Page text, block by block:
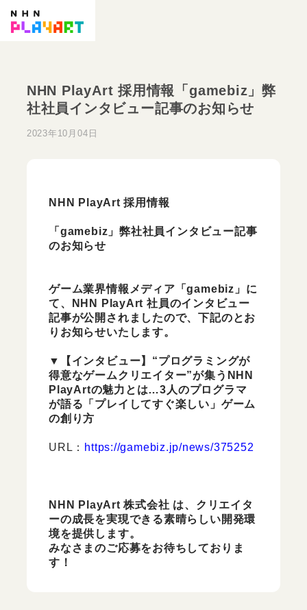
NHN PlayArt 採用情報「gamebiz」弊
社社員インタビュー記事のお知らせ
2023年10月04日
NHN PlayArt 採用情報
「gamebiz」弊社社員インタビュー記事
のお知らせ
ゲーム業界情報メディア「gamebiz」に
て、NHN PlayArt 社員のインタビュー
記事が公開されましたので、下記のとお
りお知らせいたします。
▼【インタビュー】“プログラミングが
得意なゲームクリエイター”が集うNHN
PlayArtの魅力とは…3人のプログラマ
が語る「プレイしてすぐ楽しい」ゲーム
の創り方
URL： https://gamebiz.jp/news/375252
NHN PlayArt 株式会社 は、クリエイタ
ーの成長を実現できる素晴らしい開発環
境を提供します。
みなさまのご応募をお待ちしておりま
す！